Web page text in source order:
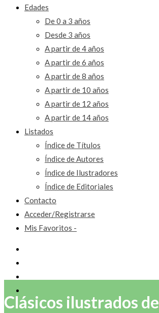
Edades
De 0 a 3 años
Desde 3 años
A partir de 4 años
A partir de 6 años
A partir de 8 años
A partir de 10 años
A partir de 12 años
A partir de 14 años
Listados
Índice de Títulos
Índice de Autores
Índice de Ilustradores
Índice de Editoriales
Contacto
Acceder/Registrarse
Mis Favoritos -
Clásicos ilustrados de